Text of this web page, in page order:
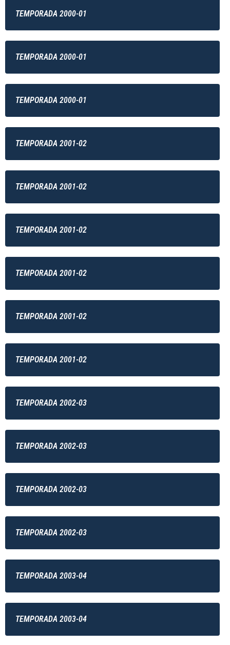
TEMPORADA 2000-01
TEMPORADA 2000-01
TEMPORADA 2000-01
TEMPORADA 2001-02
TEMPORADA 2001-02
TEMPORADA 2001-02
TEMPORADA 2001-02
TEMPORADA 2001-02
TEMPORADA 2001-02
TEMPORADA 2002-03
TEMPORADA 2002-03
TEMPORADA 2002-03
TEMPORADA 2002-03
TEMPORADA 2003-04
TEMPORADA 2003-04